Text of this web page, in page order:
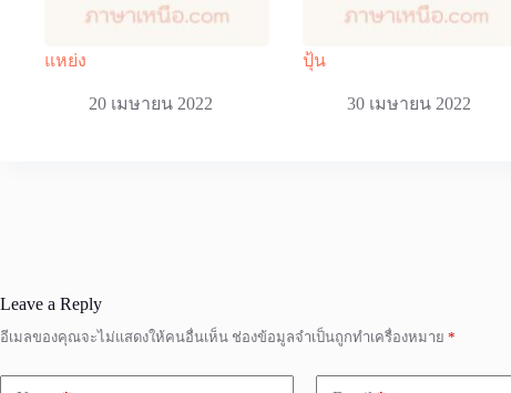
แหย่ง
20 เมษายน 2022
ปุ้น
30 เมษายน 2022
Leave a Reply
อีเมลของคุณจะไม่แสดงให้คนอื่นเห็น ช่องข้อมูลจำเป็นถูกทำเครื่องหมาย *